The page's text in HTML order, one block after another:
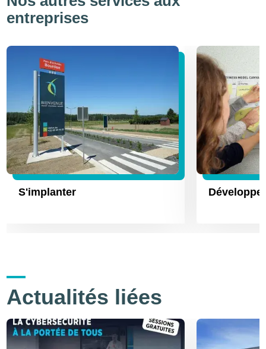
entreprises
S'implanter
Actualités liées